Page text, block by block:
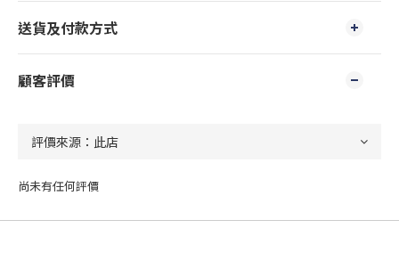
送貨及付款方式
顧客評價
尚未有任何評價